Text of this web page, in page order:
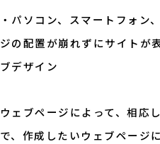
・パソコン、スマートフォン
ジの配置が崩れずにサイトが
ブデザイン
ウェブページによって、相応
で、作成したいウェブページ